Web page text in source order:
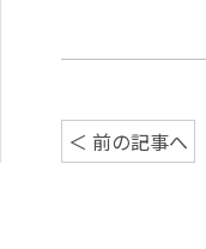
＜ 前の記事へ